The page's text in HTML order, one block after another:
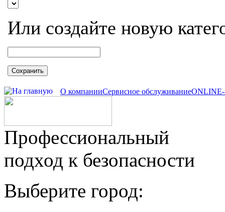
Или создайте новую
Сохранить
О компанииСервисное обслуживаниеONLINE-
Профессиональный
подход к безопасности
Выберите город: